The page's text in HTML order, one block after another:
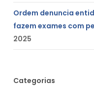
Ordem denuncia
fazem exames com
2025
Categorias